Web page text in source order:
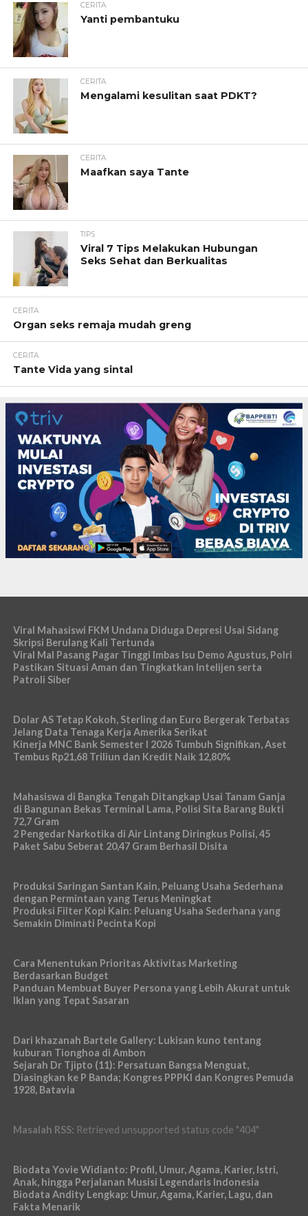
CERITA
Yanti pembantuku
CERITA
Mengalami kesulitan saat PDKT?
CERITA
Maafkan saya Tante
TIPS
Viral 7 Tips Melakukan Hubungan
Seks Sehat dan Berkualitas
CERITA
Organ seks remaja mudah greng
CERITA
Tante Vida yang sintal
Viral Mahasiswi FKM Undana Diduga Depresi Usai Sidang
Skripsi Berulang Kali Tertunda
Viral Mal Pasang Pagar Tinggi Imbas Isu Demo Agustus, Polri
Pastikan Situasi Aman dan Tingkatkan Intelijen serta
Patroli Siber
Dolar AS Tetap Kokoh, Sterling dan Euro Bergerak Terbatas
Jelang Data Tenaga Kerja Amerika Serikat
Kinerja MNC Bank Semester I 2026 Tumbuh Signifikan, Aset
Tembus Rp21,68 Triliun dan Kredit Naik 12,80%
Mahasiswa di Bangka Tengah Ditangkap Usai Tanam Ganja
di Bangunan Bekas Terminal Lama, Polisi Sita Barang Bukti
72,7 Gram
2 Pengedar Narkotika di Air Lintang Diringkus Polisi, 45
Paket Sabu Seberat 20,47 Gram Berhasil Disita
Produksi Saringan Santan Kain, Peluang Usaha Sederhana
dengan Permintaan yang Terus Meningkat
Produksi Filter Kopi Kain: Peluang Usaha Sederhana yang
Semakin Diminati Pecinta Kopi
Cara Menentukan Prioritas Aktivitas Marketing
Berdasarkan Budget
Panduan Membuat Buyer Persona yang Lebih Akurat untuk
Iklan yang Tepat Sasaran
Dari khazanah Bartele Gallery: Lukisan kuno tentang
kuburan Tionghoa di Ambon
Sejarah Dr Tjipto (11): Persatuan Bangsa Menguat,
Diasingkan ke P Banda; Kongres PPPKI dan Kongres Pemuda
1928, Batavia
Masalah RSS: Retrieved unsupported status code "404"
Biodata Yovie Widianto: Profil, Umur, Agama, Karier, Istri,
Anak, hingga Perjalanan Musisi Legendaris Indonesia
Biodata Andity Lengkap: Umur, Agama, Karier, Lagu, dan
Fakta Menarik